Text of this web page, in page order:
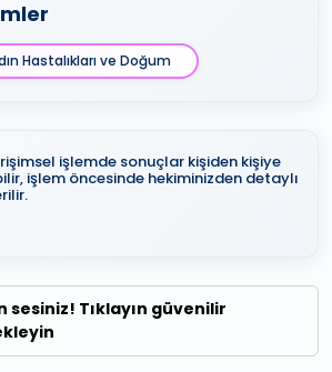
Hastalıkları ve Doğum
işlemde sonuçlar kişiden kişiye
işlem öncesinde hekiminizden detaylı
sesiniz! Tıklayın güvenilir